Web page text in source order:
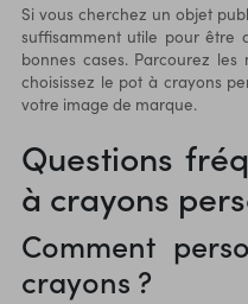
Si vous cherchez un objet
suffisamment utile pour être
bonnes cases. Parcourez
choisissez le pot à crayons
votre image de marque.
Questions
à crayons
Comment
crayons ?